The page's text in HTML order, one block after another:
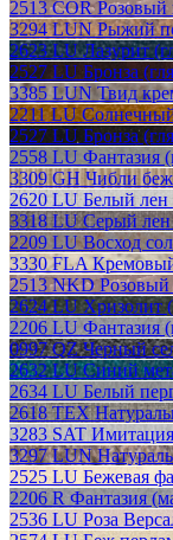
2513 COR Розовый
3294 LUN Рыжий
2623 LU Лазурит
2527 LU Бронза
3385 LUN Твид
2211 LU
2527 LU Бронза
2558 LU Фантазия
3309 GH Чибли
2620 LU Белый лен
3318 LU Серый лен
2209 LU Восход
3330 FLA
2513 NKD Розовый
2624 LU Хризолит
2206 LU Фантазия
0997 QZ Черный
2632 LU Синий
2634 LU Белый
2618 TEX
3283 SAT
3297 LUN
2525 LU Бежевая
2206 R Фантазия
2536 LU Роза